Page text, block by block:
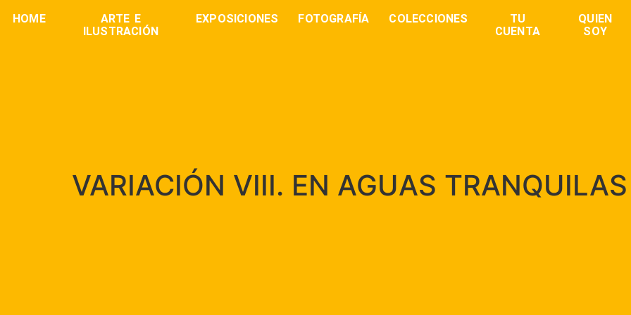
HOME
ARTE E
ILUSTRACIÓN
EXPOSICIONES FOTOGRAFÍA COLECCIONES
TU
CUENTA
QUIEN
SOY
VARIACIÓN VIII. EN AGUAS TRANQUILAS